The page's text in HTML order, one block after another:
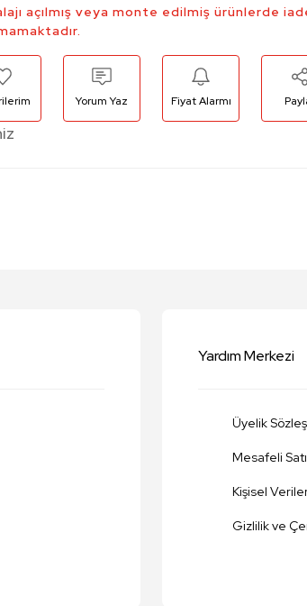
açılmış veya monte edilmiş ürünlerde
Yorum Yaz Fiyat Alarmı
Yardım Merkezi
Üyelik
Mesafeli
Kişisel
Gizlilik ve